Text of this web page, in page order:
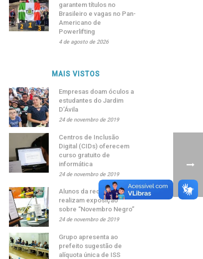
garantem títulos no
Brasileiro e vagas no Pan-
Americano de
Powerlifting
4 de agosto de 2026
MAIS VISTOS
Empresas doam óculos a
estudantes do Jardim
D’Ávila
24 de novembro de 2019
Centros de Inclusão
Digital (CIDs) oferecem
curso gratuito de
informática
24 de novembro de 2019
Alunos da rede municipal
realizam exposição
sobre “Novembro Negro”
24 de novembro de 2019
Grupo apresenta ao
prefeito sugestão de
alíquota única de ISS